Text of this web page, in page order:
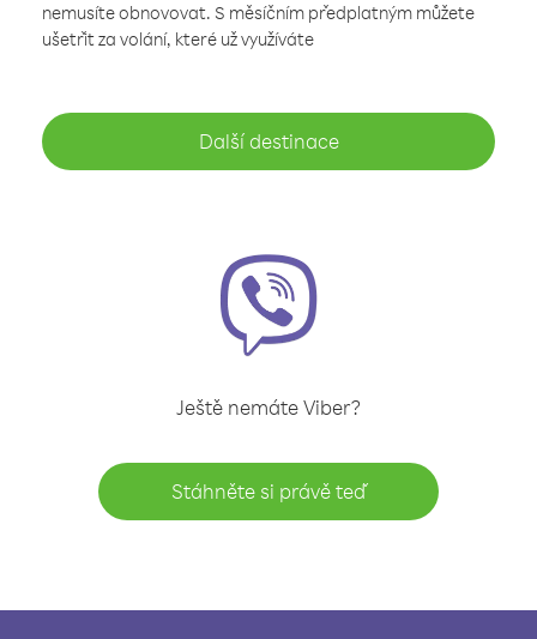
nemusíte obnovovat. S měsíčním předplatným můžete
ušetřit za volání, které už využíváte
Další destinace
Ještě nemáte Viber?
Stáhněte si právě teď